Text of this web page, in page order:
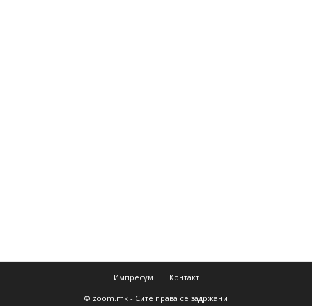
Импресум
Контакт
© zoom.mk - Сите права се задржани